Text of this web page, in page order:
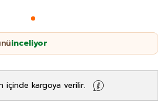
inceliyor
içinde kargoya verilir.